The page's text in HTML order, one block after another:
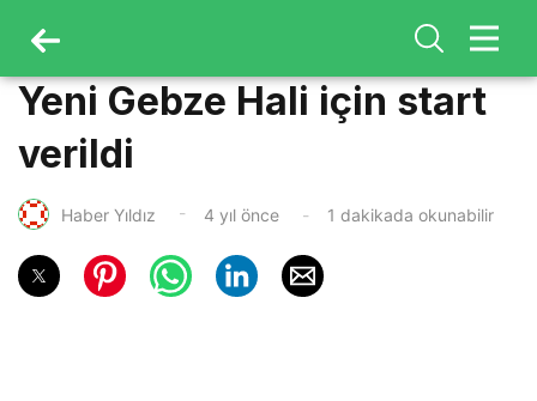
Yeni Gebze Hali için start
verildi
Haber Yıldız 4 yıl önce 1 dakikada okunabilir